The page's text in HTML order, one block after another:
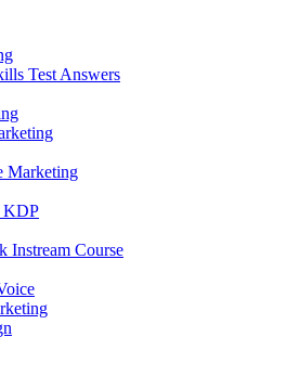
Test Answers
Marketing
KDP
Instream Course